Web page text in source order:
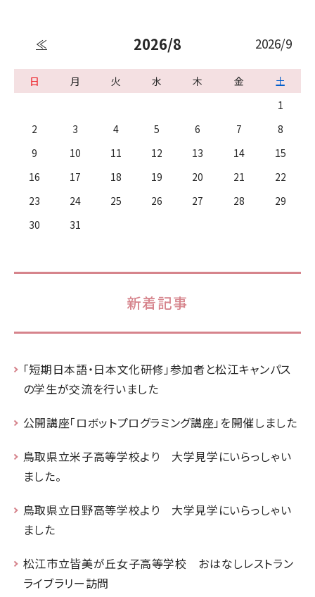
≪ 2026/8 2026/9
日 月 火 水 木 金
土
1
2
3 4 5 6 7
8
9
10 11 12 13 14
15
16
17 18 19 20 21
22
23
24 25 26 27 28
29
30
31
新着記事
「短期日本語・日本文化研修」参加者と松江キャンパス
の学生が交流を行いました
公開講座「ロボットプログラミング講座」を開催しました
鳥取県立米子高等学校より 大学見学にいらっしゃい
ました。
鳥取県立日野高等学校より 大学見学にいらっしゃい
ました
松江市立皆美が丘女子高等学校 おはなしレストラン
ライブラリー訪問